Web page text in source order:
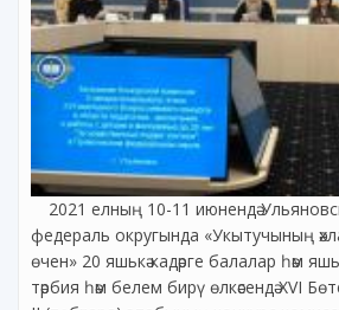
2021 елның 10-11 июнендә
федераль округында «Укытучының
өчен» 20 яшькә кадәрге балалар һәм
тәрбия һәм белем бирү өлкәсендә XVI